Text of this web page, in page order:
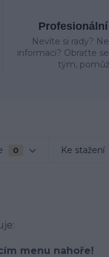
Nevíte si rady?
informaci? Obraťte
tým,
0 Ke stažení
menu nahoře!